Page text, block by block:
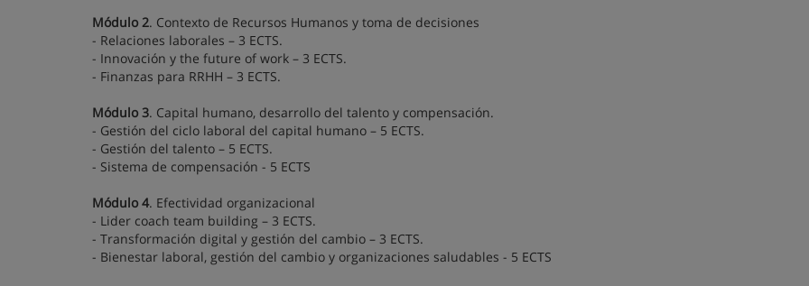
Módulo 2. Contexto de Recursos Humanos y toma de decisiones
- Relaciones laborales – 3 ECTS.
- Innovación y the future of work – 3 ECTS.
- Finanzas para RRHH – 3 ECTS.
Módulo 3. Capital humano, desarrollo del talento y compensación.
- Gestión del ciclo laboral del capital humano – 5 ECTS.
- Gestión del talento – 5 ECTS.
- Sistema de compensación - 5 ECTS
Módulo 4. Efectividad organizacional
- Lider coach team building – 3 ECTS.
- Transformación digital y gestión del cambio – 3 ECTS.
- Bienestar laboral, gestión del cambio y organizaciones saludables - 5 ECTS